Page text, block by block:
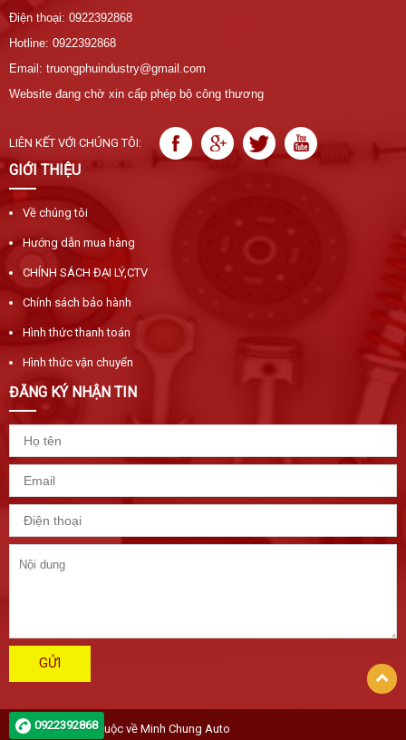
Điện thoại: 0922392868
Hotline: 0922392868
Email: truongphuindustry@gmail.com
Website đang chờ xin cấp phép bộ công thương
LIÊN KẾT VỚI CHÚNG TÔI:
GIỚI THIỆU
Về chúng tôi
Hướng dẫn mua hàng
CHÍNH SÁCH ĐẠI LÝ,CTV
Chính sách bảo hành
Hình thức thanh toán
Hình thức vận chuyển
ĐĂNG KÝ NHẬN TIN
GỬI
Bản quyền 2019 thuộc về Minh Chung Auto
0922392868